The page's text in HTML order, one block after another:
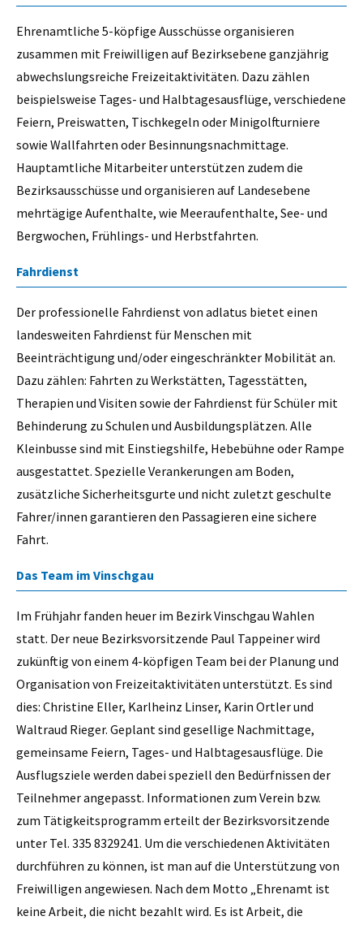
Ehrenamtliche 5-köpfige Ausschüsse organisieren
zusammen mit Freiwilligen auf Bezirksebene ganzjährig
abwechslungsreiche Freizeitaktivitäten. Dazu zählen
beispielsweise Tages- und Halbtagesausflüge, verschiedene
Feiern, Preiswatten, Tischkegeln oder Minigolfturniere
sowie Wallfahrten oder Besinnungsnachmittage.
Hauptamtliche Mitarbeiter unterstützen zudem die
Bezirksausschüsse und organisieren auf Landesebene
mehrtägige Aufenthalte, wie Meeraufenthalte, See- und
Bergwochen, Frühlings- und Herbstfahrten.
Fahrdienst
Der professionelle Fahrdienst von adlatus bietet einen
landesweiten Fahrdienst für Menschen mit
Beeinträchtigung und/oder eingeschränkter Mobilität an.
Dazu zählen: Fahrten zu Werkstätten, Tagesstätten,
Therapien und Visiten sowie der Fahrdienst für Schüler mit
Behinderung zu Schulen und Ausbildungsplätzen. Alle
Kleinbusse sind mit Einstiegshilfe, Hebebühne oder Rampe
ausgestattet. Spezielle Verankerungen am Boden,
zusätzliche Sicherheitsgurte und nicht zuletzt geschulte
Fahrer/innen garantieren den Passagieren eine sichere
Fahrt.
Das Team im Vinschgau
Im Frühjahr fanden heuer im Bezirk Vinschgau Wahlen
statt. Der neue Bezirksvorsitzende Paul Tappeiner wird
zukünftig von einem 4-köpfigen Team bei der Planung und
Organisation von Freizeitaktivitäten unterstützt. Es sind
dies: Christine Eller, Karlheinz Linser, Karin Ortler und
Waltraud Rieger. Geplant sind gesellige Nachmittage,
gemeinsame Feiern, Tages- und Halbtagesausflüge. Die
Ausflugsziele werden dabei speziell den Bedürfnissen der
Teilnehmer angepasst. Informationen zum Verein bzw.
zum Tätigkeitsprogramm erteilt der Bezirksvorsitzende
unter Tel. 335 8329241. Um die verschiedenen Aktivitäten
durchführen zu können, ist man auf die Unterstützung von
Freiwilligen angewiesen. Nach dem Motto „Ehrenamt ist
keine Arbeit, die nicht bezahlt wird. Es ist Arbeit, die